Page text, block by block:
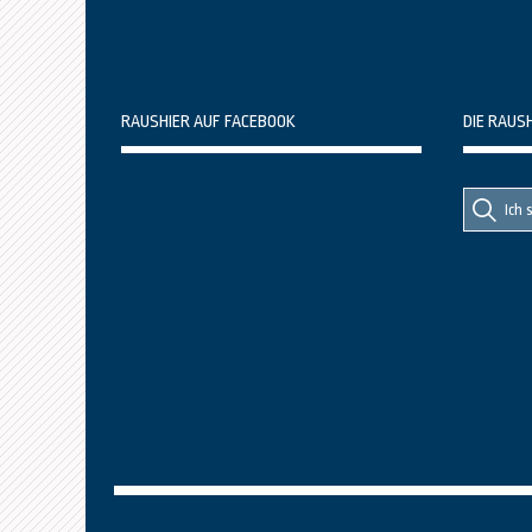
RAUSHIER AUF FACEBOOK DIE
Suche
nach::
Suche
nach: